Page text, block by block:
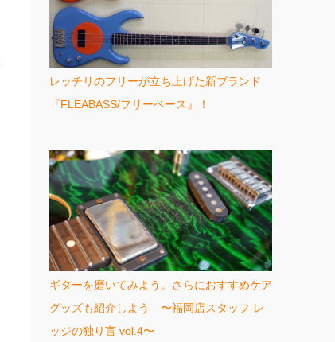
レッチリのフリーが立ち上げた新ブランド
『FLEABASS/フリーベース』！
ギターを磨いてみよう。さらにおすすめケア
グッズも紹介しよう 〜福岡店スタッフ レ
ッジの独り言 vol.4〜